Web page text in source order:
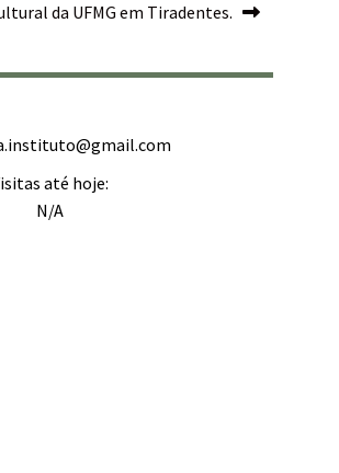
da UFMG em Tiradentes.
até hoje:
N/A